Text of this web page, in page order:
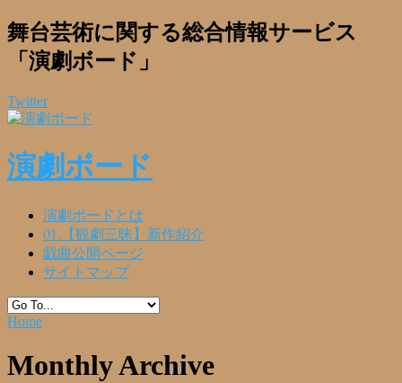
舞台芸術に関する総合情報サービス
「演劇ボード」
Twitter
演劇ボード
演劇ボードとは
01.【観劇三昧】新作紹介
戯曲公開ページ
サイトマップ
Home
Monthly Archive